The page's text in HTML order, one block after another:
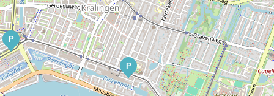
P
P